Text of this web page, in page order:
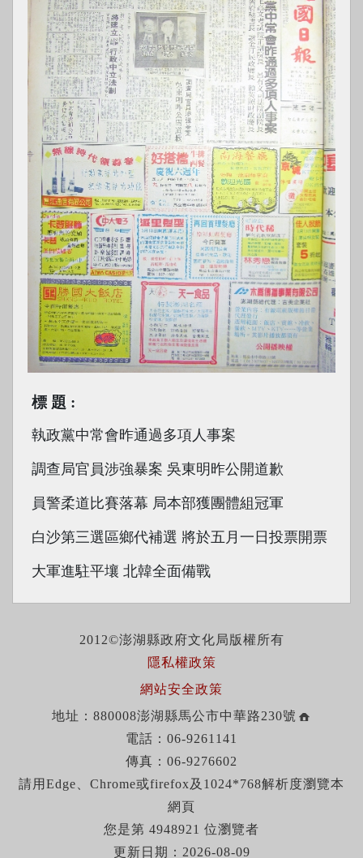
標題
執政黨中常會昨通過多項人事案
調查局官員涉強暴案 吳東明昨公開道歉
員警柔道比賽落幕 局本部獲團體組冠軍
白沙第三選區鄉代補選 將於五月一日投票開票
大軍進駐平壤 北韓全面備戰
2012©澎湖縣政府文化局版權所有
隱私權政策
網站安全政策
地址：880008澎湖縣馬公市中華路230號
電話：06-9261141
傳真：06-9276602
請用Edge、Chrome或firefox及1024*768解析度瀏覽本
網頁
您是第 4948921 位瀏覽者
更新日期：2026-08-09